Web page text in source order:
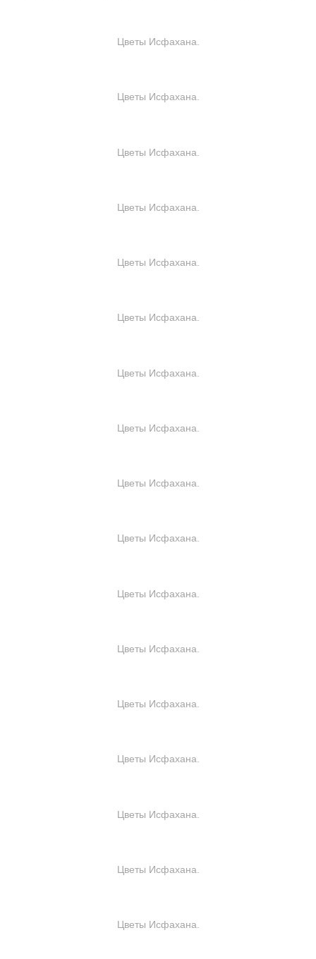
Цветы Исфахана.
Цветы Исфахана.
Цветы Исфахана.
Цветы Исфахана.
Цветы Исфахана.
Цветы Исфахана.
Цветы Исфахана.
Цветы Исфахана.
Цветы Исфахана.
Цветы Исфахана.
Цветы Исфахана.
Цветы Исфахана.
Цветы Исфахана.
Цветы Исфахана.
Цветы Исфахана.
Цветы Исфахана.
Цветы Исфахана.